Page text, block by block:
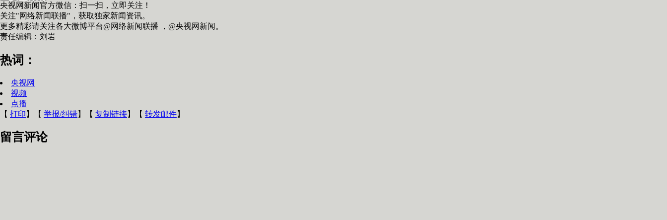
央视网新闻官方微信：扫一扫，立即关注！
关注"网络新闻联播"，获取独家新闻资讯。
更多精彩请关注各大微博平台@网络新闻联播 ，@央视网新闻。
责任编辑：刘岩
热词：
央视网
视频
点播
【 打印 】【 举报/纠错】【 复制链接】【 转发邮件】
留言评论